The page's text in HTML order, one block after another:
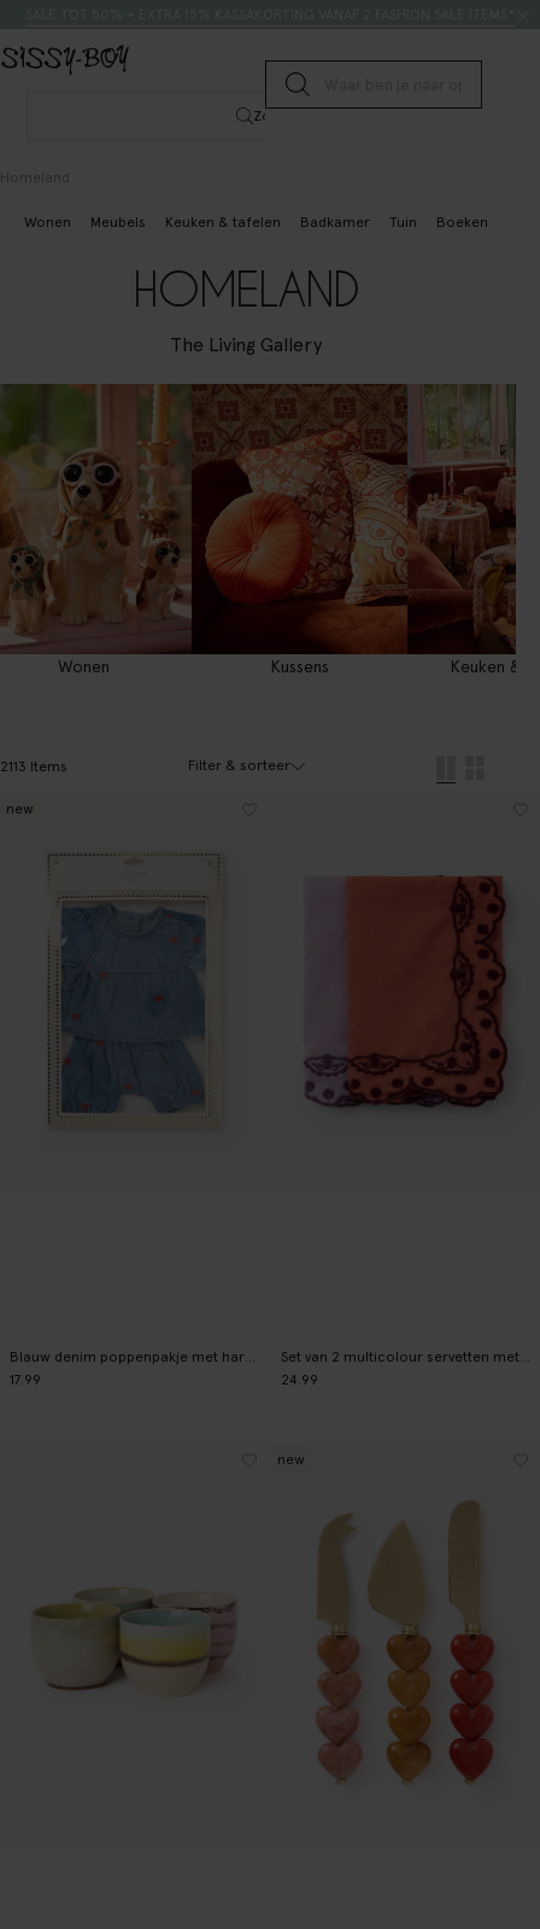
Submit search
Zoeken
Homeland
Wonen Meubels Keuken & tafelen Badkamer Tuin Boeken &
HOMELAND
The Living Gallery
Wonen Kussens Keuken &
2113 Items Filter & sorteer
17.99
new
24.99
new